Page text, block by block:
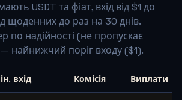
USDT та фіат, вхід від $1 до
щоденних до раз на 30 днів.
по надійності (не пропускає
найнижчий поріг входу ($1).
вхід Комісія Виплати